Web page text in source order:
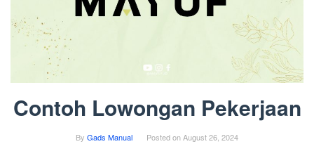
Contoh Lowongan Pekerjaan
By Gads Manual Posted onAugust 26, 2024